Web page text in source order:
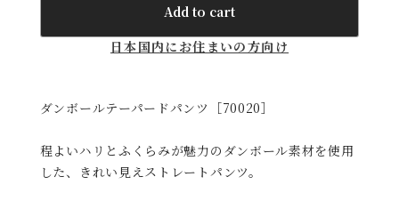
Add to cart
日本国内にお住まいの方向け
ダンボールテーパードパンツ［70020］
程よいハリとふくらみが魅力のダンボール素材を使用
した、きれい見えストレートパンツ。